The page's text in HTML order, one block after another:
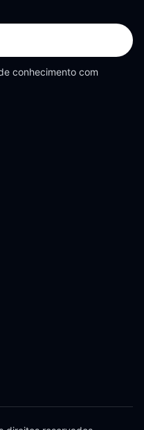
conhecimento com